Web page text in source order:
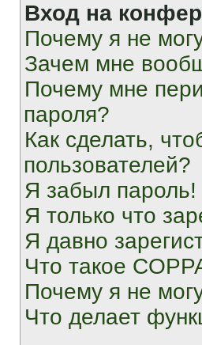
Вход на
Почему я не
Зачем мне
Почему мне
пароля?
Как сделать,
пользователей?
Я забыл пароль!
Я только что
Я давно
Что такое
Почему я не
Что делает